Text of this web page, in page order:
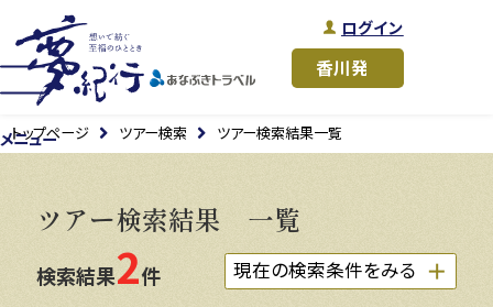
ログイン
メニュー
トップページ ツアー検索 ツアー検索結果一覧
ツアー検索結果 一覧
検索結果2件 現在の検索条件をみる